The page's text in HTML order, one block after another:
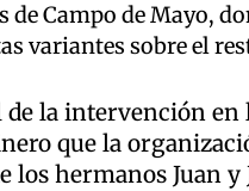
de Campo de Mayo,
variantes sobre el
la intervención en
que la
los hermanos Juan y